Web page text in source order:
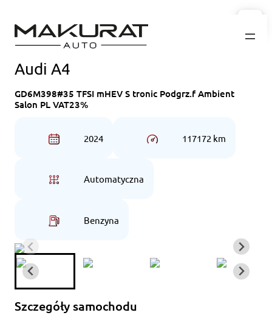
do
treści
Audi A4
GD6M398#35 TFSI mHEV S tronic Podgrz.f Ambient
Salon PL VAT23%
2024 117172 km
Automatyczna
Benzyna
Szczegóły samochodu